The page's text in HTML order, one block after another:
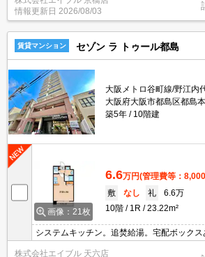
情報更新日 2026/08/03
賃貸マンション セゾン ラ トゥール都島
大阪メトロ谷町線/野江内
大阪府大阪市都島区都島
築5年
10階建
画像：21枚
6.6万円(管理費等：
敷
なし 礼
6.6万
10階
1R 23.22m²
システムキッチン。追焚給湯。宅配ボックス
（初回に月総額60%、更新料1万円/年）。
株式会社エイブル 天六店